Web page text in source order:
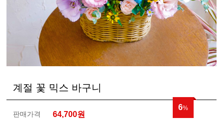
계절 꽃 믹스 바구니
6%
판매가격 64,700원